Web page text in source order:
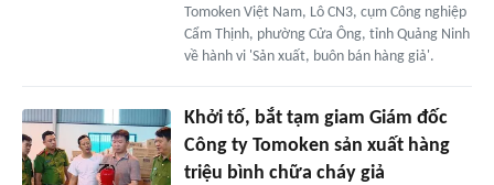
Tomoken Việt Nam, Lô CN3, cụm Công nghiệp
Cẩm Thịnh, phường Cửa Ông, tỉnh Quảng Ninh
về hành vi 'Sản xuất, buôn bán hàng giả'.
Khởi tố, bắt tạm giam Giám đốc
Công ty Tomoken sản xuất hàng
triệu bình chữa cháy giả